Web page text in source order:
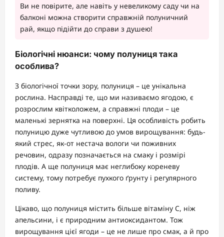
Ви не повірите, але навіть у невеликому саду чи на
балконі можна створити справжній полуничний
рай, якщо підійти до справи з душею!
Біологічні нюанси: чому полуниця така
особлива?
З біологічної точки зору, полуниця – це унікальна
рослина. Насправді те, що ми називаємо ягодою, є
розрослим квітколожем, а справжні плоди – це
маленькі зернятка на поверхні. Ця особливість робить
полуницю дуже чутливою до умов вирощування: будь-
який стрес, як-от нестача вологи чи поживних
речовин, одразу позначається на смаку і розмірі
плодів. А ще полуниця має неглибоку кореневу
систему, тому потребує пухкого ґрунту і регулярного
поливу.
Цікаво, що полуниця містить більше вітаміну С, ніж
апельсини, і є природним антиоксидантом. Тож
вирощування цієї ягоди – це не лише про смак, а й про